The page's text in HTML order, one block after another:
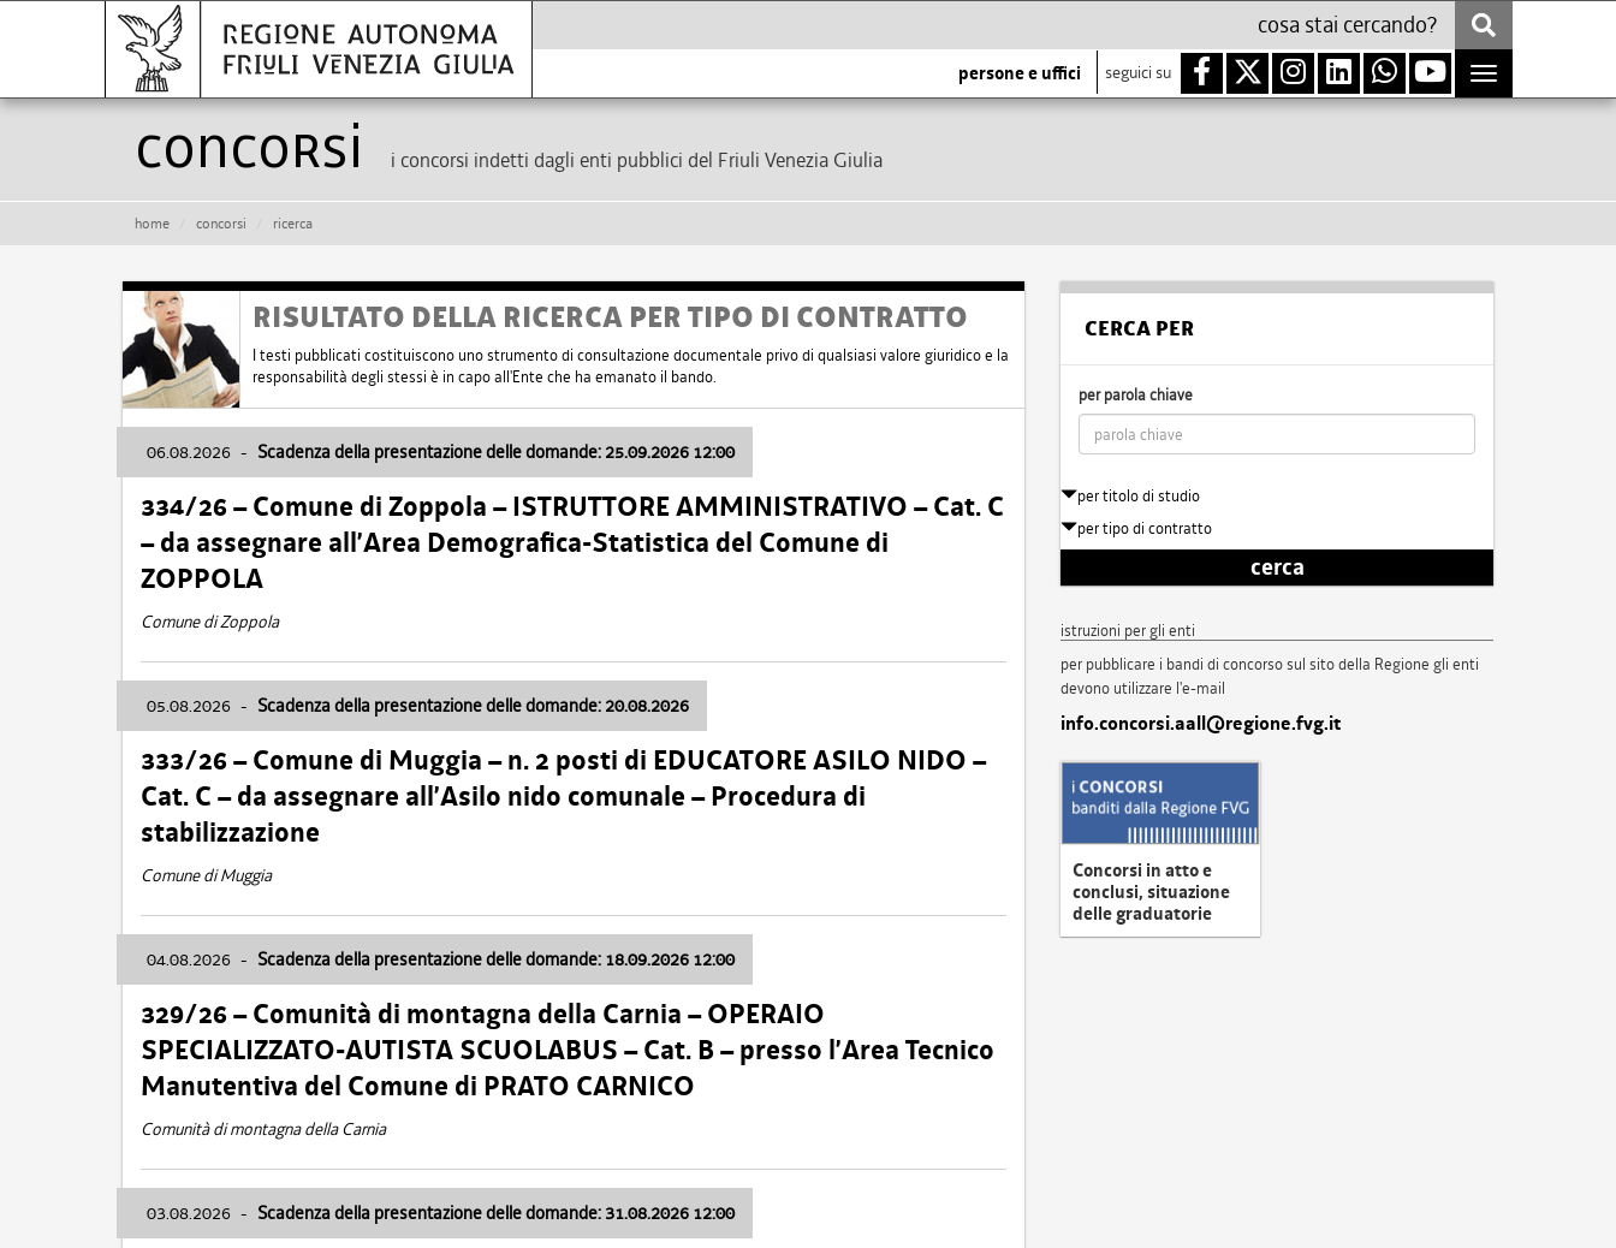
persone e uffici seguici su
Toggle
navigation
Concorsi i concorsi indetti dagli enti pubblici del Friuli Venezia Giulia
home concorsi ricerca
RISULTATO DELLA RICERCA PER TIPO DI CONTRATTO
I testi pubblicati costituiscono uno strumento di consultazione documentale privo di qualsiasi valore giuridico e la
responsabilità degli stessi è in capo all'Ente che ha emanato il bando.
06.08.2026 - Scadenza della presentazione delle domande: 25.09.2026 12:00
334/26 – Comune di Zoppola – ISTRUTTORE AMMINISTRATIVO – Cat. C
– da assegnare all’Area Demografica-Statistica del Comune di
ZOPPOLA
Comune di Zoppola
05.08.2026 - Scadenza della presentazione delle domande: 20.08.2026
333/26 – Comune di Muggia – n. 2 posti di EDUCATORE ASILO NIDO –
Cat. C – da assegnare all’Asilo nido comunale – Procedura di
stabilizzazione
Comune di Muggia
04.08.2026 - Scadenza della presentazione delle domande: 18.09.2026 12:00
329/26 – Comunità di montagna della Carnia – OPERAIO
SPECIALIZZATO-AUTISTA SCUOLABUS – Cat. B – presso l’Area Tecnico
Manutentiva del Comune di PRATO CARNICO
Comunità di montagna della Carnia
03.08.2026 - Scadenza della presentazione delle domande: 31.08.2026 12:00
CERCA PER
per parola chiave
per titolo di studio
per tipo di contratto
cerca
istruzioni per gli enti
per pubblicare i bandi di concorso sul sito della Regione gli enti
devono utilizzare l'e-mail
info.concorsi.aall@regione.fvg.it
Concorsi in atto e
conclusi, situazione
delle graduatorie